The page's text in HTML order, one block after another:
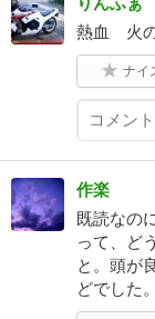
熱血 火の
ナイ
作楽
既読なの
って、ど
と。頭が
どでした。